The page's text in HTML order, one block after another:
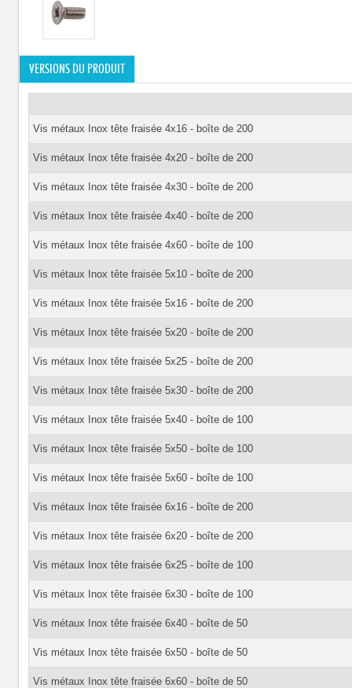
VERSIONS DU PRODUIT
Vis métaux Inox tête fraisée 4x16 - boîte de 200
Vis métaux Inox tête fraisée 4x20 - boîte de 200
Vis métaux Inox tête fraisée 4x30 - boîte de 200
Vis métaux Inox tête fraisée 4x40 - boîte de 200
Vis métaux Inox tête fraisée 4x60 - boîte de 100
Vis métaux Inox tête fraisée 5x10 - boîte de 200
Vis métaux Inox tête fraisée 5x16 - boîte de 200
Vis métaux Inox tête fraisée 5x20 - boîte de 200
Vis métaux Inox tête fraisée 5x25 - boîte de 200
Vis métaux Inox tête fraisée 5x30 - boîte de 200
Vis métaux Inox tête fraisée 5x40 - boîte de 100
Vis métaux Inox tête fraisée 5x50 - boîte de 100
Vis métaux Inox tête fraisée 5x60 - boîte de 100
Vis métaux Inox tête fraisée 6x16 - boîte de 200
Vis métaux Inox tête fraisée 6x20 - boîte de 200
Vis métaux Inox tête fraisée 6x25 - boîte de 100
Vis métaux Inox tête fraisée 6x30 - boîte de 100
Vis métaux Inox tête fraisée 6x40 - boîte de 50
Vis métaux Inox tête fraisée 6x50 - boîte de 50
Vis métaux Inox tête fraisée 6x60 - boîte de 50